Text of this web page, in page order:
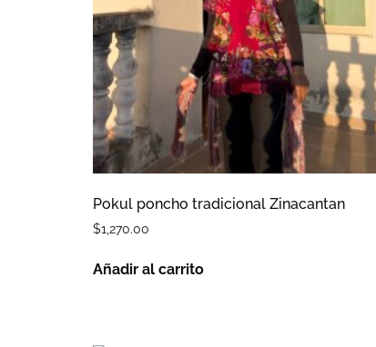
Pokul poncho tradicional Zinacantan
$1,270.00
Añadir al carrito